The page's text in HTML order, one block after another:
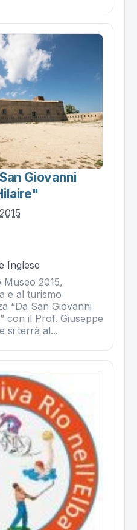
Giovanni
Inglese
2015,
e al turismo
“Da San Giovanni
con il Prof. Giuseppe
si terrà al...